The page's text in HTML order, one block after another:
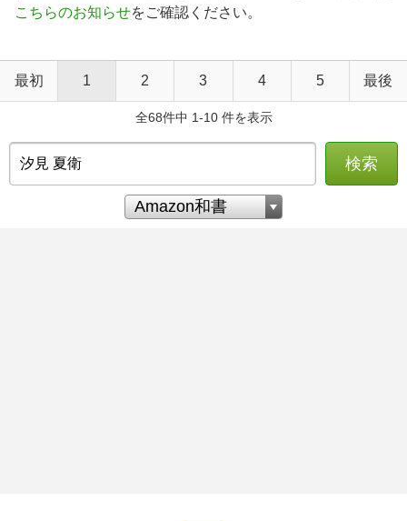
こちらのお知らせをご確認ください。
最初 1 2 3 4 5 最後
全68件中 1-10 件を表示
検索